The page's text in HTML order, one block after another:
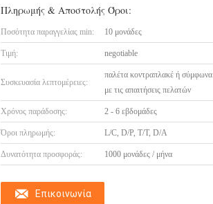
Πληρωμής & Αποστολής Όροι:
Ποσότητα παραγγελίας min: 10 μονάδες
Τιμή: negotiable
Συσκευασία λεπτομέρειες:
παλέτα κοντραπλακέ ή σύμφωνα
με τις απαιτήσεις πελατών
Χρόνος παράδοσης: 2 - 6 εβδομάδες
Όροι πληρωμής: L/C, D/P, T/T, D/A
Δυνατότητα προσφοράς: 1000 μονάδες / μήνα
Επικοινωνία